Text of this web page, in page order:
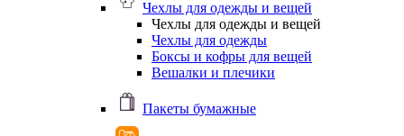
Чехлы для одежды и вещей
Чехлы для одежды и вещей
Чехлы для одежды
Боксы и кофры для вещей
Вешалки и плечики
Пакеты бумажные